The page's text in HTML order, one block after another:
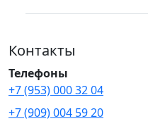
Контакты
Телефоны
+7 (953) 000 32 04
+7 (909) 004 59 20